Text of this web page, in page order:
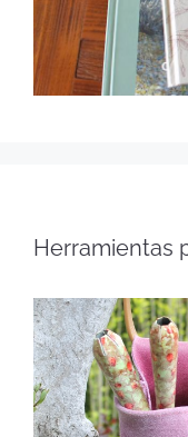
Herramientas